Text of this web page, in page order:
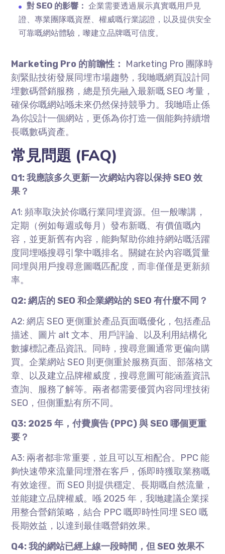
對 SEO 的影響： 企業需要透過展示真實嘅用戶見
證、專業團隊嘅資歷、權威嘅行業認證，以及提供安全
可靠嘅網站體驗，嚟建立品牌嘅可信度。
Marketing Pro 的前瞻性： Marketing Pro 團隊時
刻緊貼技術發展同埋市場趨勢，我哋嘅網頁設計同
埋數碼營銷服務，總是預先融入最新嘅 SEO 考量，
確保你嘅網站喺未來仍然保持競爭力。我哋唔止係
為你設計一個網站，更係為你打造一個能夠持續增
長嘅數碼資產。
常見問題 (FAQ)
Q1: 我應該多久更新一次網站內容以保持 SEO 效
果？
A1: 頻率取決於你嘅行業同埋資源。但一般嚟講，
定期（例如每週或每月）發布新嘅、有價值嘅內
容，並更新舊有內容，能夠幫助你維持網站嘅活躍
度同埋喺搜尋引擎中嘅排名。關鍵在於內容嘅質量
同埋與用戶搜尋意圖嘅匹配度，而非僅僅是更新頻
率。
Q2: 網店的 SEO 和企業網站的 SEO 有什麼不同？
A2: 網店 SEO 更側重於產品頁面嘅優化，包括產品
描述、圖片 alt 文本、用戶評論、以及利用結構化
數據標記產品資訊。同時，搜尋意圖通常更偏向購
買。企業網站 SEO 則更側重於服務頁面、部落格文
章、以及建立品牌權威度，搜尋意圖可能涵蓋資訊
查詢、服務了解等。兩者都需要優質內容同埋技術
SEO，但側重點有所不同。
Q3: 2025 年，付費廣告 (PPC) 與 SEO 哪個更重
要？
A3: 兩者都非常重要，並且可以互相配合。PPC 能
夠快速帶來流量同埋潛在客戶，係即時獲取業務嘅
有效途徑。而 SEO 則提供穩定、長期嘅自然流量，
並能建立品牌權威。喺 2025 年，我哋建議企業採
用整合營銷策略，結合 PPC 嘅即時性同埋 SEO 嘅
長期效益，以達到最佳嘅營銷效果。
Q4: 我的網站已經上線一段時間，但 SEO 效果不